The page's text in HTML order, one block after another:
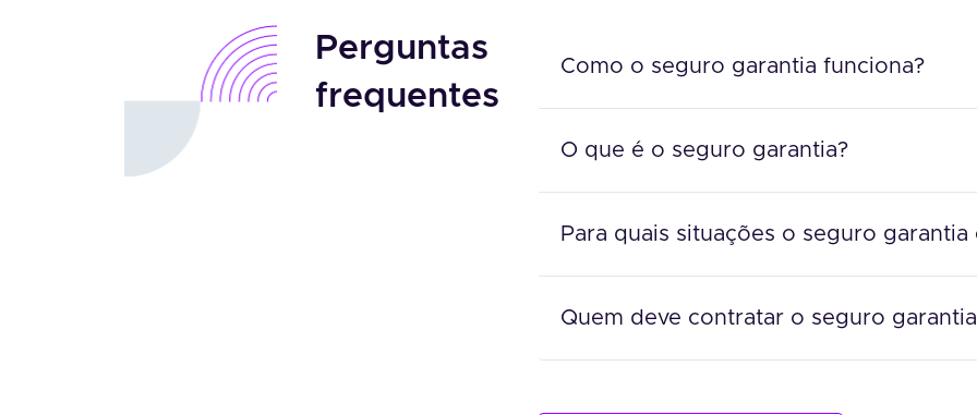
Perguntas
frequentes
Como o seguro garantia funciona?
O que é o seguro garantia?
Para quais situações o seguro garantia
Quem deve contratar o seguro